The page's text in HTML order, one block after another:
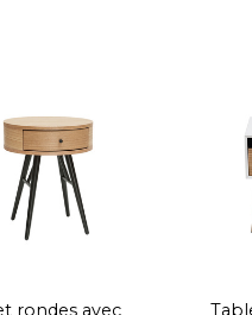
rondes avec